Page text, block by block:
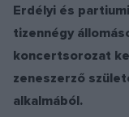
Erdélyi és
tizennégy
koncertsorozat
zeneszerző
alkalmából.